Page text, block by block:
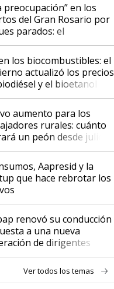
preocupación” en los
del Gran Rosario por
parados: el
de las
en tensión tras
de fuerza de los
los biocombustibles: el
actualizó los precios
y el bioetanol
aumento para los
rurales: cuánto
un peón desde julio
Aapresid y la
que hace rebrotar los
renovó su conducción
a una nueva
de dirigentes
Ver todos los temas